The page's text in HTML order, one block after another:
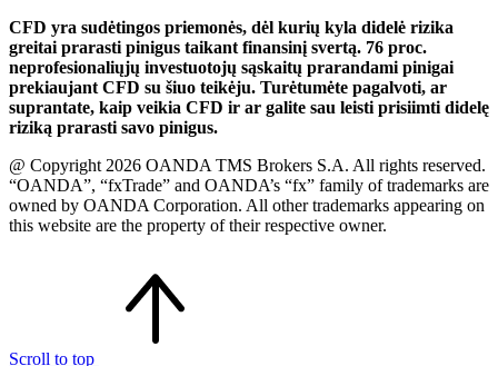
CFD yra sudėtingos priemonės, dėl kurių kyla didelė rizika
greitai prarasti pinigus taikant finansinį svertą. 76 proc.
neprofesionaliųjų investuotojų sąskaitų prarandami pinigai
prekiaujant CFD su šiuo teikėju. Turėtumėte pagalvoti, ar
suprantate, kaip veikia CFD ir ar galite sau leisti prisiimti didelę
riziką prarasti savo pinigus.
@ Copyright 2026 OANDA TMS Brokers S.A. All rights reserved.
“OANDA”, “fxTrade” and OANDA’s “fx” family of trademarks are
owned by OANDA Corporation. All other trademarks appearing on
this website are the property of their respective owner.
Scroll to top